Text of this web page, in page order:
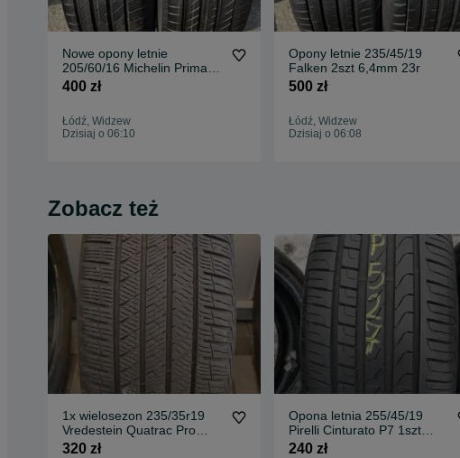
Nowe opony letnie
205/60/16 Michelin Primacy
4 2szt
400 zł
Łódź, Widzew
Dzisiaj o 06:10
Opony letnie 235/45/19
Falken 2szt 6,4mm 23r
500 zł
Łódź, Widzew
Dzisiaj o 06:08
Zobacz też
1x wielosezon 235/35r19
Vredestein Quatrac Pro
235/35-19 całoroczna
320 zł
Opona letnia 255/45/19
Pirelli Cinturato P7 1szt
6,3mm
240 zł